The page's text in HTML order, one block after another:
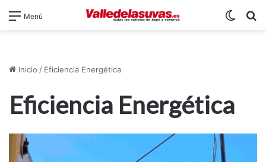
Menú
Inicio / Eficiencia Energética
Eficiencia Energética